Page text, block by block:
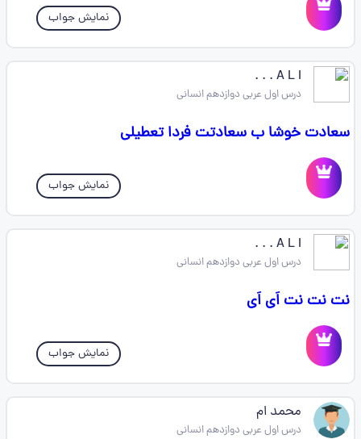
نمایش جواب
A L I . . .
درس اول عربی دوازدهم انسانی
سعادت خوشا ب سعادتت فردا تعطیلی
نمایش جواب
A L I . . .
درس اول عربی دوازدهم انسانی
نت نت نت اَی اَی
نمایش جواب
محمد ام
درس اول عربی دوازدهم انسانی